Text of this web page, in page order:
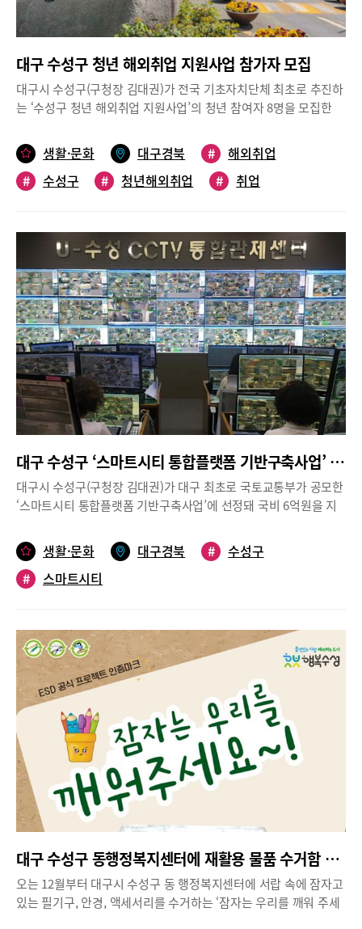
대구 수성구 청년 해외취업 지원사업 참가자 모집
대구시 수성구(구청장 김대권)가 전국 기초자치단체 최초로 추진하
는 ‘수성구 청년 해외취업 지원사업’의 청년 참여자 8명을 모집한
교육 후 채용 또는 인턴 계획이 있는 해외지사에 연수, 현지기업에
취업연계 하는 프로젝트다.대구 수성구는 청년 참여자를 5월 1일
~29일까지 신청을 받아 면접을 거쳐 최종 선발할 예정이다. 선발된
교 주소지 중 한 가지 이상 해당자)에 주민등록을 둔 만19세 이상
39세 이하 미취업자로 해외취업에 열정이 있는 사람이면 수성구청
을 방문하거나 또는 이메일(angeldg98@korea.kr)로 신청서를 제
출하면 된다.선발된 청년들에게는 해외취업을 위한 교육비 전액, 해
외취업(인턴 포함)을 위한 비자발급 수수료, 편도항공료, 보험료 등
으로 1인당 최대 500만원의 비용을 지원한다. 또한, 현지 기업의 요
구사항에 부합하는 맞춤형 직무 어학 등 교육(5개월 이내) 및 취업
컨설팅을 제공해 올해 연말에서 내년까지 취업과 연계될 수 있도록
적극 지원할 계획이다.
생활·문화 대구경북 #
해외취업
#
수성구 # 청년해외취업 # 취업
대구 수성구 ‘스마트시티 통합플랫폼 기반구축사업’ 공모 선정
대구시 수성구(구청장 김대권)가 대구 최초로 국토교통부가 공모한
‘스마트시티 통합플랫폼 기반구축사업’에 선정돼 국비 6억원을 지
범·방재, 교통 등 분야별 정보시스템을 소프트웨어 기반인 통합플랫
폼으로 연계해 지능화된 도시기반을 조성하는 사업이다. 해당 사업
이 완료되면 도시의 방범, 방재, 교통, 환경분야 정보가 유기적으로
지원, 사회적 약자 지원 등 국민안전서비스가 효과적으로 가동돼 긴
급상황 발생시 골든타임 확보가 가능해진다. 또한, 수성구는 CCTV
통합관제센터에 ‘AI(Artificial Intelligence) 기반의 스마트 선별 관
제 시스템’을 6월말까지 도입할 계획이라고 밝혔다.‘AI(Artificial
Intelligence) 기반의 스마트 선별관제 시스템’은 컴퓨터가 마치 사
람처럼 생각하고 배울 수 있도록 데이터를 군집화하거나 분류하는
데 사용하는 최신 딥러닝(Deep Learning) 알고리즘을 접목한 지능
형 영상관제 시스템이다.수성구에 따르면 과거 1명의 모니터링 요
원들이 CCTV 303대를 살펴야 했다면, 앞으로는 주요 정보를 담은
선별된 CCTV 90대만 살펴봐도 각종 긴급상황 파악이 가능해진다.
1차로 사람, 차량 등의 움직임 여부를 감지하고, 2차는 보다 정밀한
생활·문화 대구경북 #
수성구
#
스마트시티
대구 수성구 동행정복지센터에 재활용 물품 수거함 설치
오는 12월부터 대구시 수성구 동 행정복지센터에 서랍 속에 잠자고
있는 필기구, 안경, 액세서리를 수거하는 ‘잠자는 우리를 깨워 주세